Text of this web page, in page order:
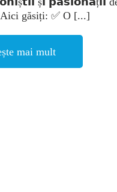
găsiți: ✅ O [...]
mai mult